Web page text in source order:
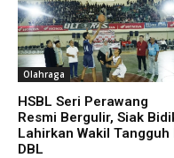
Olahraga
HSBL Seri Perawang
Resmi Bergulir, Siak
Lahirkan Wakil Tangguh
DBL